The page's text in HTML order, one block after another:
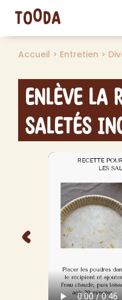
Accueil > Entretien >
Enlève la
saletés
<